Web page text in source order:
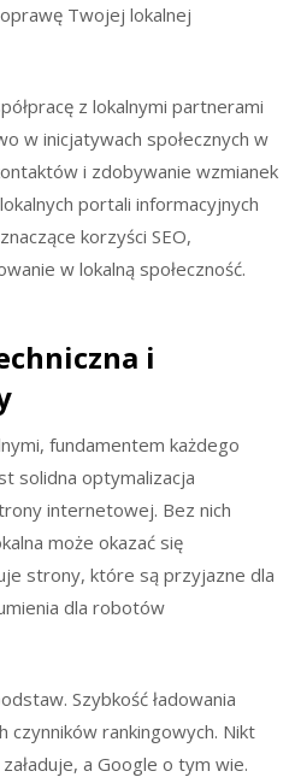
Twojej lokalnej
z lokalnymi partnerami
w inicjatywach społecznych w
i zdobywanie wzmianek
portali informacyjnych
korzyści SEO,
w lokalną społeczność.
i
fundamentem każdego
solidna optymalizacja
internetowej. Bez nich
może okazać się
strony, które są przyjazne dla
dla robotów
Szybkość ładowania
rankingowych. Nikt
a Google o tym wie.